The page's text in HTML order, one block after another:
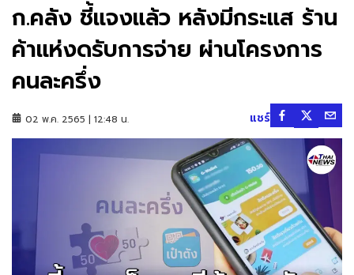
ก.คลัง ชี้แจงแล้ว หลังมีกระแส ร้าน
ค้าแห่งดรับการจ่าย ผ่านโครงการ
คนละครึ่ง
02 พ.ค. 2565 | 12:48 น. แชร์